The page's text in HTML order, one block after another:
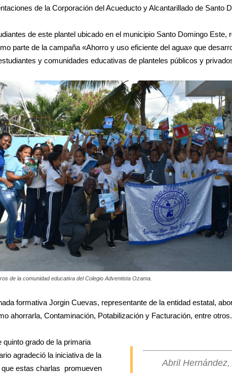
de la Corporación del Acueducto y Alcantarillado de Santo
de este plantel ubicado en el municipio Santo Domingo Este,
parte de la campaña «Ahorro y uso eficiente del agua» que
y comunidades educativas de planteles públicos y
de la comunidad educativa del Colegio Adventista Ozama.
formativa Jorgin Cuevas, representante de la entidad estatal,
ahorrarla, Contaminación, Potabilización y Facturación, entre otros.
Abril Hernández,
quinto grado de la primaria
agradeció la iniciativa de la
estas charlas promueven